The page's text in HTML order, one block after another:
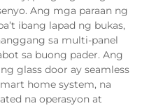
Ang mga paraan ng
ibang lapad ng bukas,
sa multi-panel
sa buong pader. Ang
glass door ay seamless
home system, na
na operasyon at